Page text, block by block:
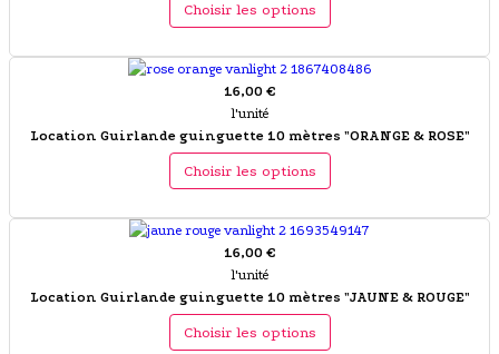
Choisir les options
16,00 €
l'unité
Location Guirlande guinguette 10 mètres "ORANGE & ROSE"
Choisir les options
16,00 €
l'unité
Location Guirlande guinguette 10 mètres "JAUNE & ROUGE"
Choisir les options